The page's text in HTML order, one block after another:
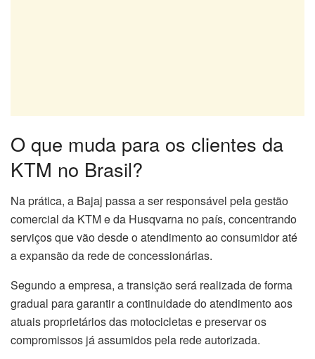
O que muda para os clientes da
KTM no Brasil?
Na prática, a Bajaj passa a ser responsável pela gestão
comercial da KTM e da Husqvarna no país, concentrando
serviços que vão desde o atendimento ao consumidor até
a expansão da rede de concessionárias.
Segundo a empresa, a transição será realizada de forma
gradual para garantir a continuidade do atendimento aos
atuais proprietários das motocicletas e preservar os
compromissos já assumidos pela rede autorizada.